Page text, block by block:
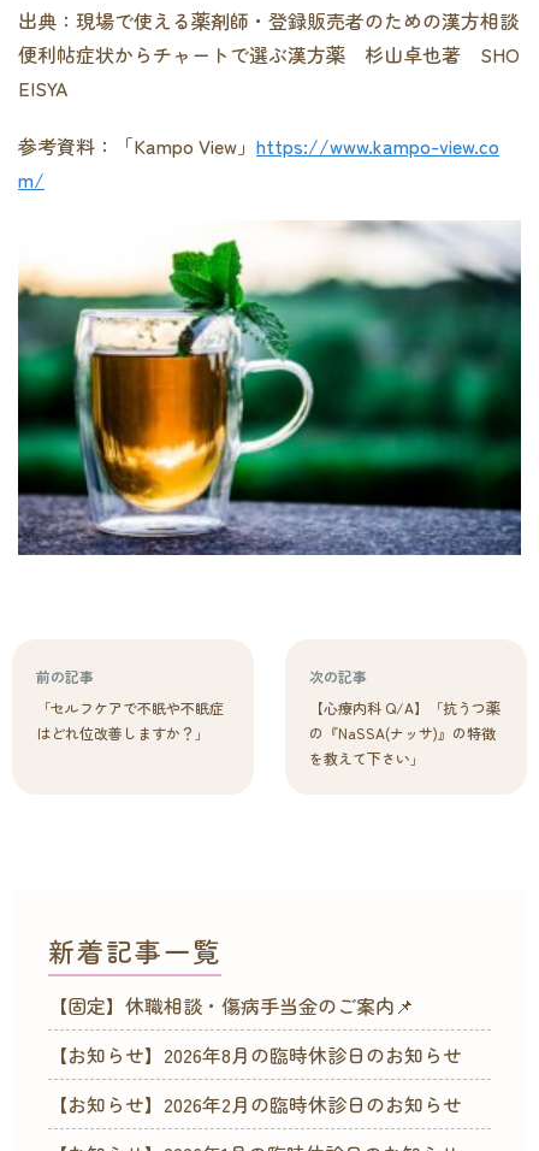
出典：現場で使える薬剤師・登録販売者のための漢方相談
便利帖症状からチャートで選ぶ漢方薬 杉山卓也著 SHO
EISYA
参考資料：「Kampo View 」 https://www.kampo-view.co
m/
前の記事
「セルフケアで不眠や不眠症
はどれ位改善しますか？」
次の記事
【心療内科 Q/A】「抗うつ薬
の『NaSSA(ナッサ)』の特徴
を教えて下さい」
新着記事一覧
【固定】休職相談・傷病手当金のご案内📌
【お知らせ】2026年8月の臨時休診日のお知らせ
【お知らせ】2026年2月の臨時休診日のお知らせ